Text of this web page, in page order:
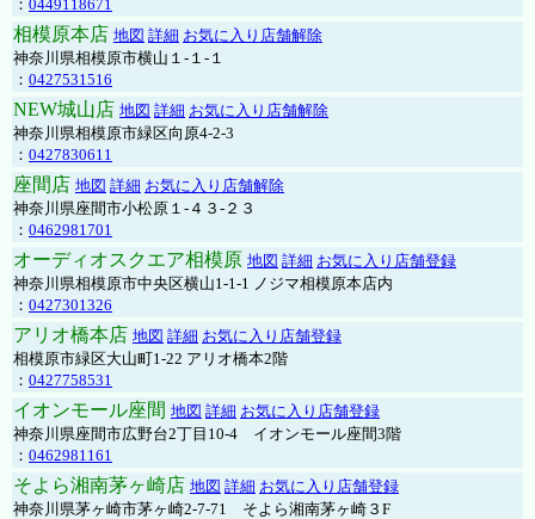
： 0449118671
相模原本店 地図 詳細 お気に入り店舗解除
神奈川県相模原市横山１-１-１
： 0427531516
NEW城山店 地図 詳細 お気に入り店舗解除
神奈川県相模原市緑区向原4-2-3
： 0427830611
座間店 地図 詳細 お気に入り店舗解除
神奈川県座間市小松原１-４３-２３
： 0462981701
オーディオスクエア相模原 地図 詳細 お気に入り店舗登録
神奈川県相模原市中央区横山1-1-1 ノジマ相模原本店内
： 0427301326
アリオ橋本店 地図 詳細 お気に入り店舗登録
相模原市緑区大山町1-22 アリオ橋本2階
： 0427758531
イオンモール座間 地図 詳細 お気に入り店舗登録
神奈川県座間市広野台2丁目10-4 イオンモール座間3階
： 0462981161
そよら湘南茅ヶ崎店 地図 詳細 お気に入り店舗登録
神奈川県茅ヶ崎市茅ヶ崎2‐7‐71 そよら湘南茅ヶ崎３F